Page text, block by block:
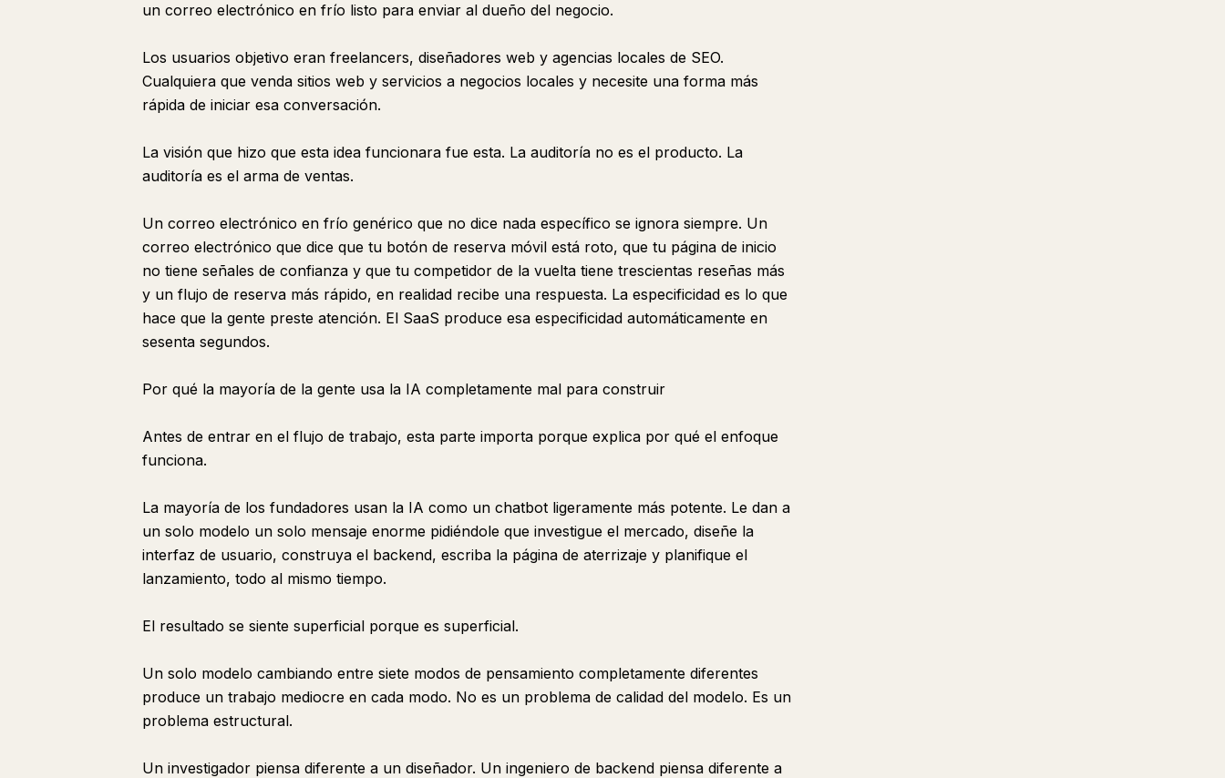
un correo electrónico en frío listo para enviar al dueño del negocio.
Los usuarios objetivo eran freelancers, diseñadores web y agencias locales de SEO.
Cualquiera que venda sitios web y servicios a negocios locales y necesite una forma más
rápida de iniciar esa conversación.
La visión que hizo que esta idea funcionara fue esta. La auditoría no es el producto. La
auditoría es el arma de ventas.
Un correo electrónico en frío genérico que no dice nada específico se ignora siempre. Un
correo electrónico que dice que tu botón de reserva móvil está roto, que tu página de inicio
no tiene señales de confianza y que tu competidor de la vuelta tiene trescientas reseñas más
y un flujo de reserva más rápido, en realidad recibe una respuesta. La especificidad es lo que
hace que la gente preste atención. El SaaS produce esa especificidad automáticamente en
sesenta segundos.
Por qué la mayoría de la gente usa la IA completamente mal para construir
Antes de entrar en el flujo de trabajo, esta parte importa porque explica por qué el enfoque
funciona.
La mayoría de los fundadores usan la IA como un chatbot ligeramente más potente. Le dan a
un solo modelo un solo mensaje enorme pidiéndole que investigue el mercado, diseñe la
interfaz de usuario, construya el backend, escriba la página de aterrizaje y planifique el
lanzamiento, todo al mismo tiempo.
El resultado se siente superficial porque es superficial.
Un solo modelo cambiando entre siete modos de pensamiento completamente diferentes
produce un trabajo mediocre en cada modo. No es un problema de calidad del modelo. Es un
problema estructural.
Un investigador piensa diferente a un diseñador. Un ingeniero de backend piensa diferente a